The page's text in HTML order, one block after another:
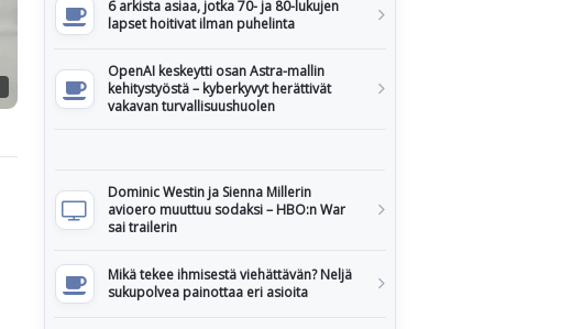
6 arkista asiaa, jotka 70- ja 80-lukujen
lapset hoitivat ilman puhelinta
OpenAI keskeytti osan Astra-mallin
kehitystyöstä – kyberkyvyt herättivät
vakavan turvallisuushuolen
Dominic Westin ja Sienna Millerin
avioero muuttuu sodaksi – HBO:n War
sai trailerin
Mikä tekee ihmisestä viehättävän? Neljä
sukupolvea painottaa eri asioita